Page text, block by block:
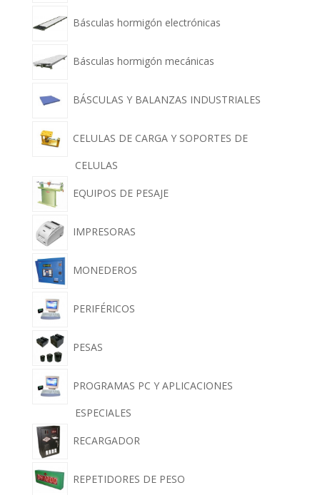
Básculas hormigón electrónicas
Básculas hormigón mecánicas
BÁSCULAS Y BALANZAS INDUSTRIALES
CELULAS DE CARGA Y SOPORTES DE
CELULAS
EQUIPOS DE PESAJE
IMPRESORAS
MONEDEROS
PERIFÉRICOS
PESAS
PROGRAMAS PC Y APLICACIONES
ESPECIALES
RECARGADOR
REPETIDORES DE PESO